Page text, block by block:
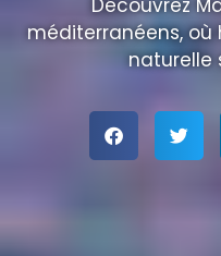
méditerranéens,
naturelle